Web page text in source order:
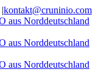
|kontakt@cruninio.com